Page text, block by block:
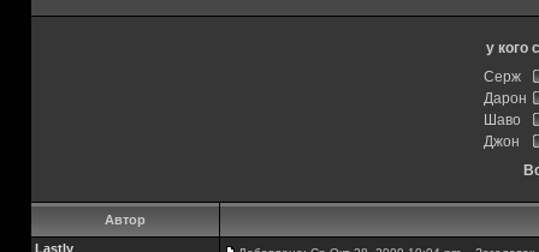
у кого
Серж
Дарон
Шаво
Джон
Автор
Lastly